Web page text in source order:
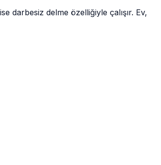
darbesiz delme özelliğiyle çalışır. Ev,